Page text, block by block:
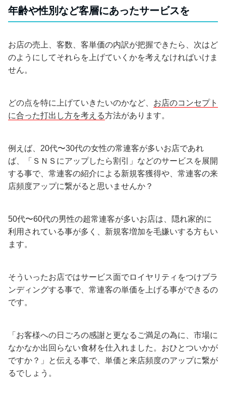
年齢や性別など客層にあったサービスを
お店の売上、客数、客単価の内訳が把握できたら、次はど
のようにしてそれらを上げていくかを考えなければいけま
せん。
どの点を特に上げていきたいのかなど、 お店のコンセプト
に合った打出し方を考える方法があります。
例えば、20代〜30代の女性の常連客が多いお店であれ
ば、「ＳＮＳにアップしたら割引」などのサービスを展開
する事で、常連客の紹介による新規客獲得や、常連客の来
店頻度アップに繋がると思いませんか？
50代〜60代の男性の超常連客が多いお店は、隠れ家的に
利用されている事が多く、新規客増加を毛嫌いする方もい
ます。
そういったお店ではサービス面でロイヤリティをつけブラ
ンディングする事で、常連客の単価を上げる事ができるの
です。
「お客様への日ごろの感謝と更なるご満足の為に、市場に
なかなか出回らない食材を仕入れました。おひとついかが
ですか？」と伝える事で、単価と来店頻度のアップに繋が
るでしょう。